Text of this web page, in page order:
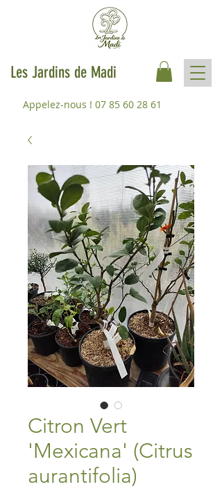
Les Jardins de Madi
Appelez-nous ! 07 85 60 28 61
Citron Vert
'Mexicana' (Citrus
aurantifolia)